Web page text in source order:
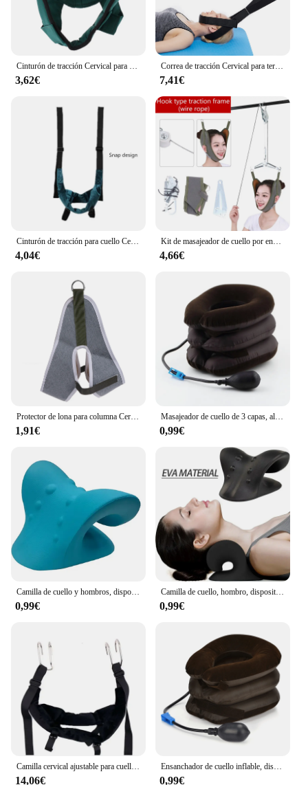
3,62€
Correa de tracción Cervical para terapia de cuello, estirador de Fitness, descompresión, mango cómodo, dispositivo de tracción Cervical, herramienta de cuidado de la salud
7,41€
4,04€
Kit de masajeador de cuello por encima de la puerta, dispositivo de tracción cervical, ajuste de camilla, relajante, de aparte trasera de cabeza, quiropráctico
4,66€
1,91€
Masajeador de cuello de 3 capas, almohada para aliviar el dolor, cervicales, inflable, suave, tracción
0,99€
0,99€
Camilla de cuello, hombro, dispositivo de tracción quiropráctica Cervical, masajeador corporal para cabeza y espalda, almohada de masaje
0,99€
Camilla cervical ajustable para cuello, masajeador, suspensión de columna vertebral, barra Horizontal, cinturón de tracción Cervical para Tractor doméstico
14,06€
Ensanchador de cuello inflable, dispositivo de tracción de aire, almohada Cervical suave para el cuidado de la salud, soporte Cervical, Pillo
0,99€